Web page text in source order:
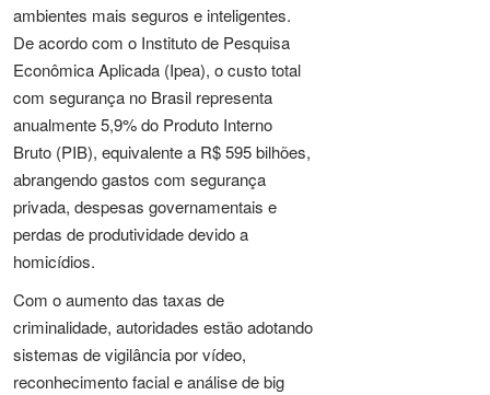
ambientes mais seguros e inteligentes.
De acordo com o Instituto de Pesquisa
Econômica Aplicada (Ipea), o custo total
com segurança no Brasil representa
anualmente 5,9% do Produto Interno
Bruto (PIB), equivalente a R$ 595 bilhões,
abrangendo gastos com segurança
privada, despesas governamentais e
perdas de produtividade devido a
homicídios.
Com o aumento das taxas de
criminalidade, autoridades estão adotando
sistemas de vigilância por vídeo,
reconhecimento facial e análise de big